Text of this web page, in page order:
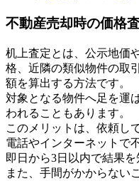
不動産売却時の価格
机上査定とは、公示地価
格、近隣の類似物件の取
額を算出する方法です。
対象となる物件へ足を運
われることもあります。
このメリットは、依頼し
電話やインターネットで
即日から3日以内で結果を
また、手間がかからない